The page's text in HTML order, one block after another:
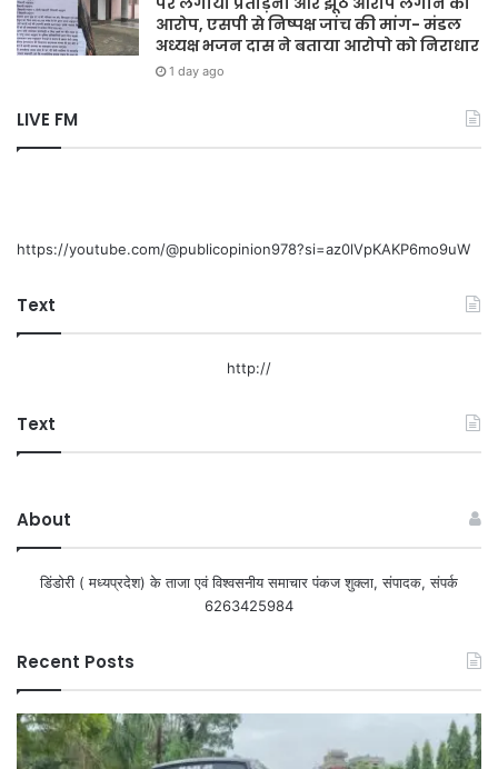
आरोप, एसपी से निष्पक्ष जांच की मांग- मंडल
अध्यक्ष भजन दास ने बताया आरोपो को निराधार
1 day ago
LIVE FM
https://youtube.com/@publicopinion978?si=az0lVpKAKP6mo9uW
Text
http://
Text
About
डिंडोरी ( मध्यप्रदेश) के ताजा एवं विश्वसनीय समाचार पंकज शुक्ला, संपादक, संपर्क
6263425984
Recent Posts